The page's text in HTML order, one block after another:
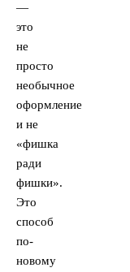
—
это
не
просто
необычное
оформление
и не
«фишка
ради
фишки».
Это
способ
по-
новому